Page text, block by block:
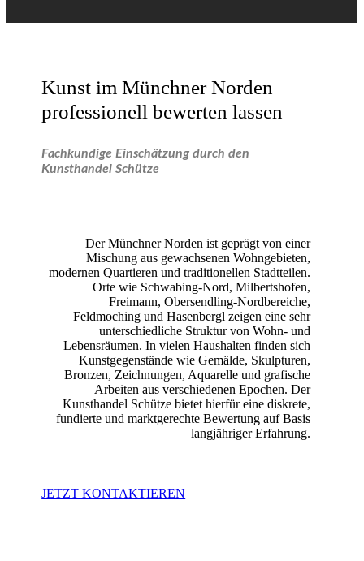
Kunst im Münchner Norden
professionell bewerten lassen
Fachkundige Einschätzung durch den
Kunsthandel Schütze
Der Münchner Norden ist geprägt von einer
Mischung aus gewachsenen Wohngebieten,
modernen Quartieren und traditionellen Stadtteilen.
Orte wie Schwabing-Nord, Milbertshofen,
Freimann, Obersendling-Nordbereiche,
Feldmoching und Hasenbergl zeigen eine sehr
unterschiedliche Struktur von Wohn- und
Lebensräumen. In vielen Haushalten finden sich
Kunstgegenstände wie Gemälde, Skulpturen,
Bronzen, Zeichnungen, Aquarelle und grafische
Arbeiten aus verschiedenen Epochen. Der
Kunsthandel Schütze bietet hierfür eine diskrete,
fundierte und marktgerechte Bewertung auf Basis
langjähriger Erfahrung.
JETZT KONTAKTIEREN